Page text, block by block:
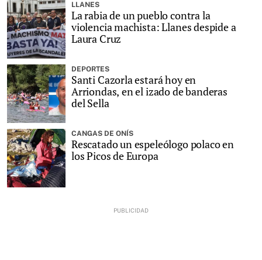
LLANES
La rabia de un pueblo contra la
violencia machista: Llanes despide a
Laura Cruz
DEPORTES
Santi Cazorla estará hoy en
Arriondas, en el izado de banderas
del Sella
CANGAS DE ONÍS
Rescatado un espeleólogo polaco en
los Picos de Europa